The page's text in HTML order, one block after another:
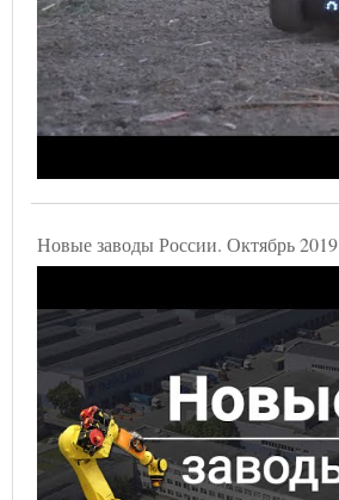
Новые заводы России. Октябрь 2019